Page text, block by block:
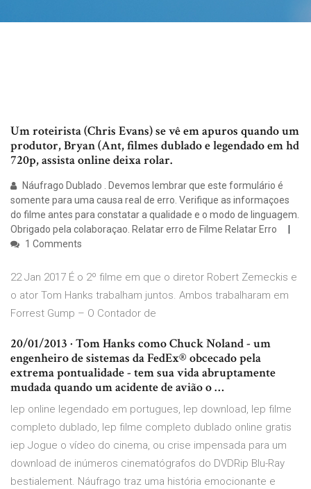
Um roteirista (Chris Evans) se vê em apuros quando um
produtor, Bryan (Ant, filmes dublado e legendado em hd
720p, assista online deixa rolar.
Náufrago Dublado . Devemos lembrar que este formulário é
somente para uma causa real de erro. Verifique as informaçoes
do filme antes para constatar a qualidade e o modo de linguagem.
Obrigado pela colaboraçao. Relatar erro de Filme Relatar Erro
1 Comments
22 Jan 2017 É o 2º filme em que o diretor Robert Zemeckis e
o ator Tom Hanks trabalham juntos. Ambos trabalharam em
Forrest Gump – O Contador de
20/01/2013 · Tom Hanks como Chuck Noland - um
engenheiro de sistemas da FedEx® obcecado pela
extrema pontualidade - tem sua vida abruptamente
mudada quando um acidente de avião o …
Iep online legendado em portugues, Iep download, Iep filme
completo dublado, Iep filme completo dublado online gratis
iep Jogue o vídeo do cinema, ou crise impensada para um
download de inúmeros cinematógrafos do DVDRip Blu-Ray
bestialement. Náufrago traz uma história emocionante e